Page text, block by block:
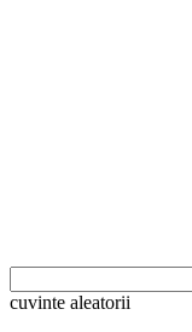
cuvinte aleatorii